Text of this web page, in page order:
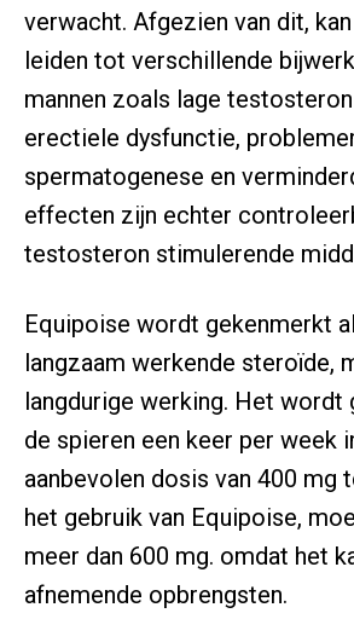
verwacht. Afgezien van dit,
leiden tot verschillende
mannen zoals lage
erectiele dysfunctie,
spermatogenese en
effecten zijn echter
testosteron stimulerende
Equipoise wordt gekenmerkt
langzaam werkende steroïde,
langdurige werking. Het wordt
de spieren een keer per week
aanbevolen dosis van 400 mg
het gebruik van Equipoise,
meer dan 600 mg. omdat het
afnemende opbrengsten.